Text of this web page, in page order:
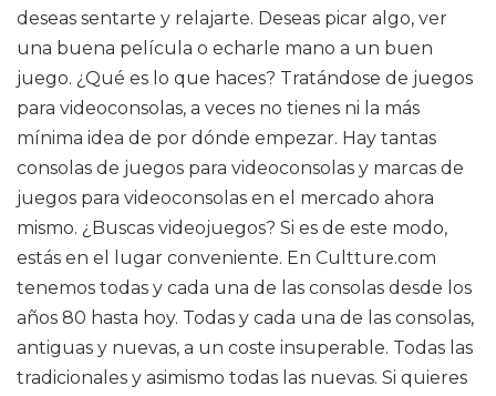
deseas sentarte y relajarte. Deseas picar algo, ver
una buena película o echarle mano a un buen
juego. ¿Qué es lo que haces? Tratándose de juegos
para videoconsolas, a veces no tienes ni la más
mínima idea de por dónde empezar. Hay tantas
consolas de juegos para videoconsolas y marcas de
juegos para videoconsolas en el mercado ahora
mismo. ¿Buscas videojuegos? Si es de este modo,
estás en el lugar conveniente. En Cultture.com
tenemos todas y cada una de las consolas desde los
años 80 hasta hoy. Todas y cada una de las consolas,
antiguas y nuevas, a un coste insuperable. Todas las
tradicionales y asimismo todas las nuevas. Si quieres